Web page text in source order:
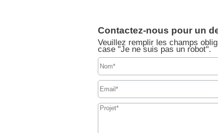
Contactez-nous pour un
Veuillez remplir les champs
case "Je ne suis pas un robot".